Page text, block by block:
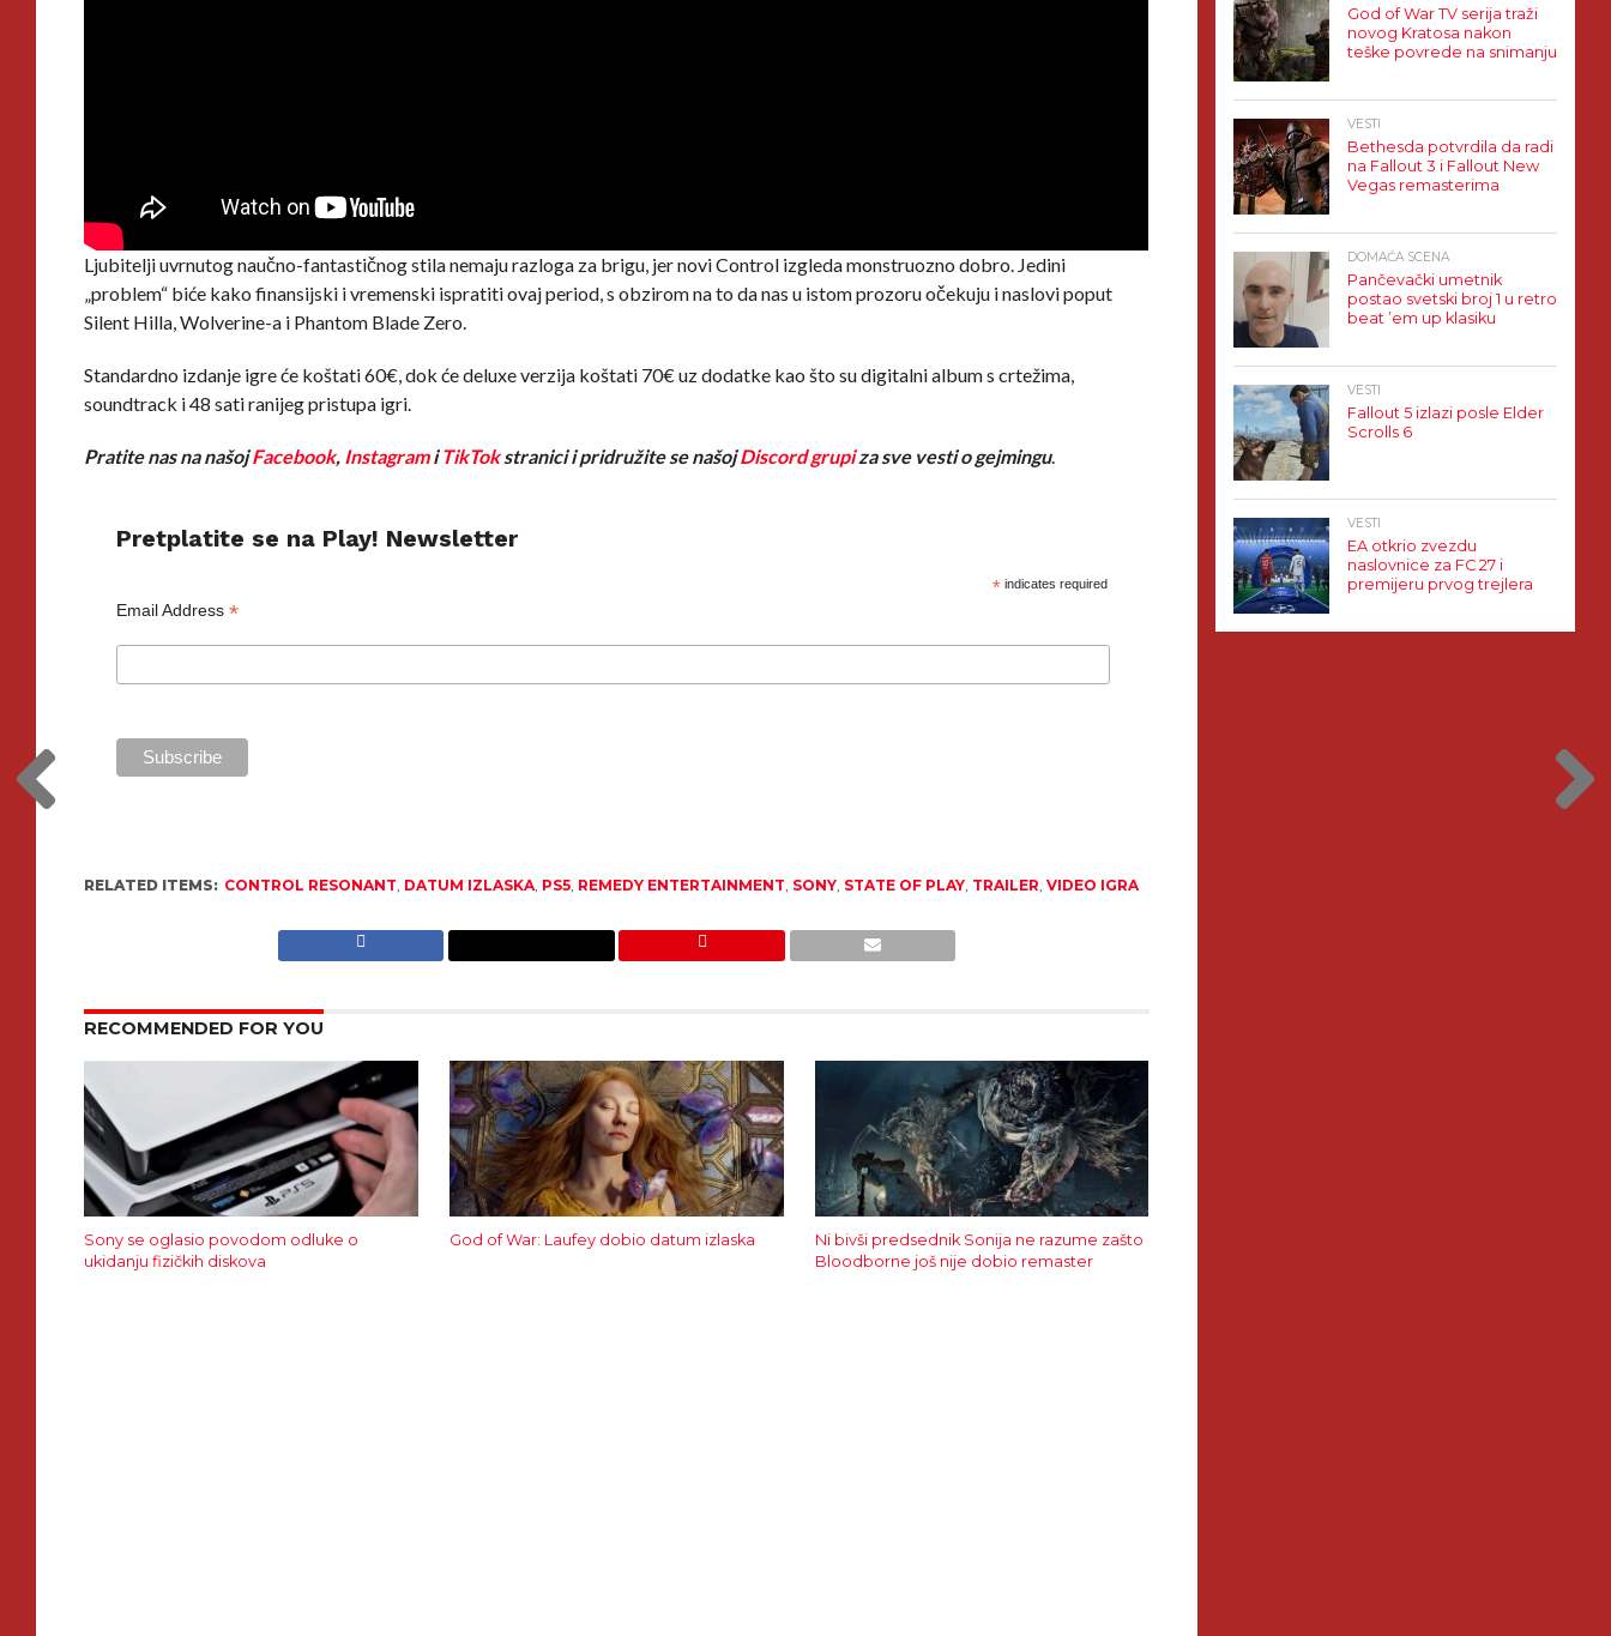
Ljubitelji uvrnutog naučno-fantastičnog stila nemaju razloga za brigu, jer novi Control izgleda monstruozno dobro. Jedini
„problem“ biće kako finansijski i vremenski ispratiti ovaj period, s obzirom na to da nas u istom prozoru očekuju i naslovi poput
Silent Hilla, Wolverine-a i Phantom Blade Zero.
Standardno izdanje igre će koštati 60€, dok će deluxe verzija koštati 70€ uz dodatke kao što su digitalni album s crtežima,
soundtrack i 48 sati ranijeg pristupa igri.
Pratite nas na našojFacebook, InstagramiTikTokstranici i pridružite se našojDiscord grupiza sve vesti o gejmingu.
Pretplatite se na Play! Newsletter
* indicates required
Email Address*
RELATED ITEMS: CONTROL RESONANT, DATUM IZLASKA, PS5, REMEDY ENTERTAINMENT, SONY, STATE OF PLAY, TRAILER,VIDEO IGRA
RECOMMENDED FOR YOU
Sony se oglasio povodom odluke o
ukidanju fizičkih diskova
God of War: Laufey dobio datum izlaska
Ni bivši predsednik Sonija ne razume zašto
Bloodborne još nije dobio remaster
God of War TV serija traži
novog Kratosa nakon
teške povrede na snimanju
VESTI
Bethesda potvrdila da radi
na Fallout 3 i Fallout New
Vegas remasterima
DOMAĆA SCENA
Pančevački umetnik
postao svetski broj 1 u retro
beat ’em up klasiku
VESTI
Fallout 5 izlazi posle Elder
Scrolls 6
VESTI
EA otkrio zvezdu
naslovnice za FC 27 i
premijeru prvog trejlera